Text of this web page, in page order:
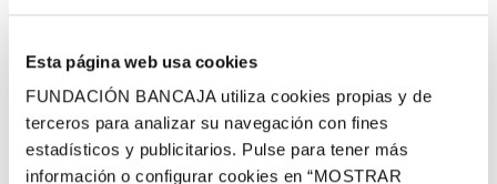
Esta página web usa cookies
FUNDACIÓN BANCAJA utiliza cookies propias y de
terceros para analizar su navegación con fines
estadísticos y publicitarios. Pulse para tener más
información o configurar cookies en “MOSTRAR
dibujo, pintura, grabado y modelado- y donde
exposición en 1973, en el Círculo Mercantil, con el
apoyo del poeta Miquel Peris i Segarra, quien supone
un importante motor cultural libertario pese a la época.
Reuniones, exposiciones colectivas y un canto a la vida